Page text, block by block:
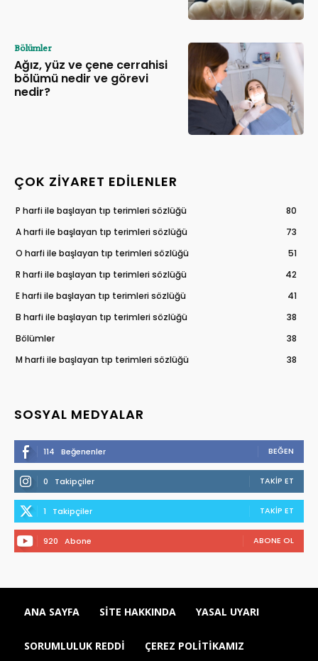
Bölümler
Ağız, yüz ve çene cerrahisi
bölümü nedir ve görevi
nedir?
ÇOK ZIYARET EDILENLER
P harfi ile başlayan tıp terimleri sözlüğü
80
A harfi ile başlayan tıp terimleri sözlüğü
73
O harfi ile başlayan tıp terimleri sözlüğü
51
R harfi ile başlayan tıp terimleri sözlüğü
42
E harfi ile başlayan tıp terimleri sözlüğü
41
B harfi ile başlayan tıp terimleri sözlüğü
38
Bölümler
38
M harfi ile başlayan tıp terimleri sözlüğü
38
SOSYAL MEDYALAR
114 Beğenenler BEĞEN
0 Takipçiler TAKIP ET
1 Takipçiler TAKIP ET
920 Abone ABONE OL
ANA SAYFA SITE HAKKINDA YASAL UYARI
SORUMLULUK REDDI ÇEREZ POLITIKAMIZ